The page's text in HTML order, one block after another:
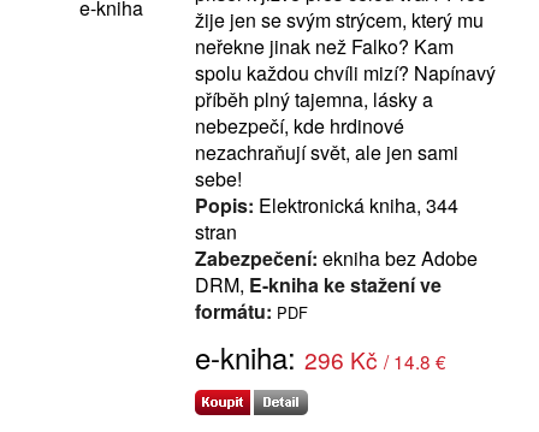
e-kniha
žije jen se svým strýcem, který mu
neřekne jinak než Falko? Kam
spolu každou chvíli mizí? Napínavý
příběh plný tajemna, lásky a
nebezpečí, kde hrdinové
nezachraňují svět, ale jen sami
sebe!
Popis: Elektronická kniha, 344
stran
Zabezpečení: ekniha bez Adobe
DRM, E-kniha ke stažení ve
formátu: PDF
e-kniha: 296 Kč / 14.8 €